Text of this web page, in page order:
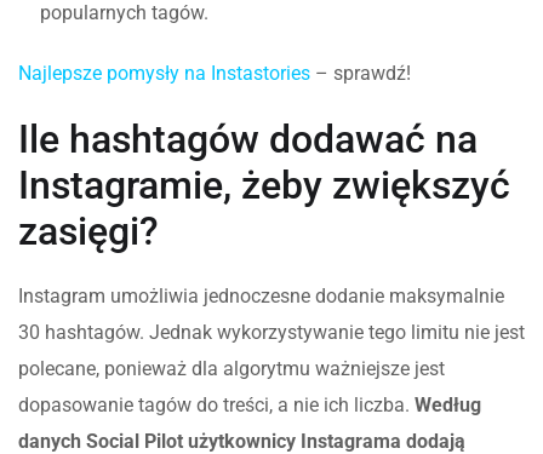
popularnych tagów.
Najlepsze pomysły na Instastories – sprawdź!
Ile hashtagów dodawać na
Instagramie, żeby zwiększyć
zasięgi?
Instagram umożliwia jednoczesne dodanie maksymalnie
30 hashtagów. Jednak wykorzystywanie tego limitu nie jest
polecane, ponieważ dla algorytmu ważniejsze jest
dopasowanie tagów do treści, a nie ich liczba. Według
danych Social Pilot użytkownicy Instagrama dodają